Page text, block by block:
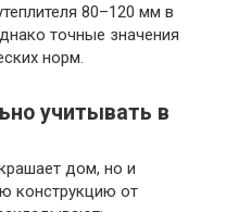
80–120 мм в
точные значения
норм.
учитывать в
дом, но и
конструкцию от